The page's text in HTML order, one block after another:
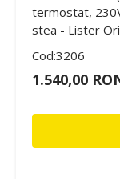
termostat,
stea - Lister
Cod:3206
1.540,00